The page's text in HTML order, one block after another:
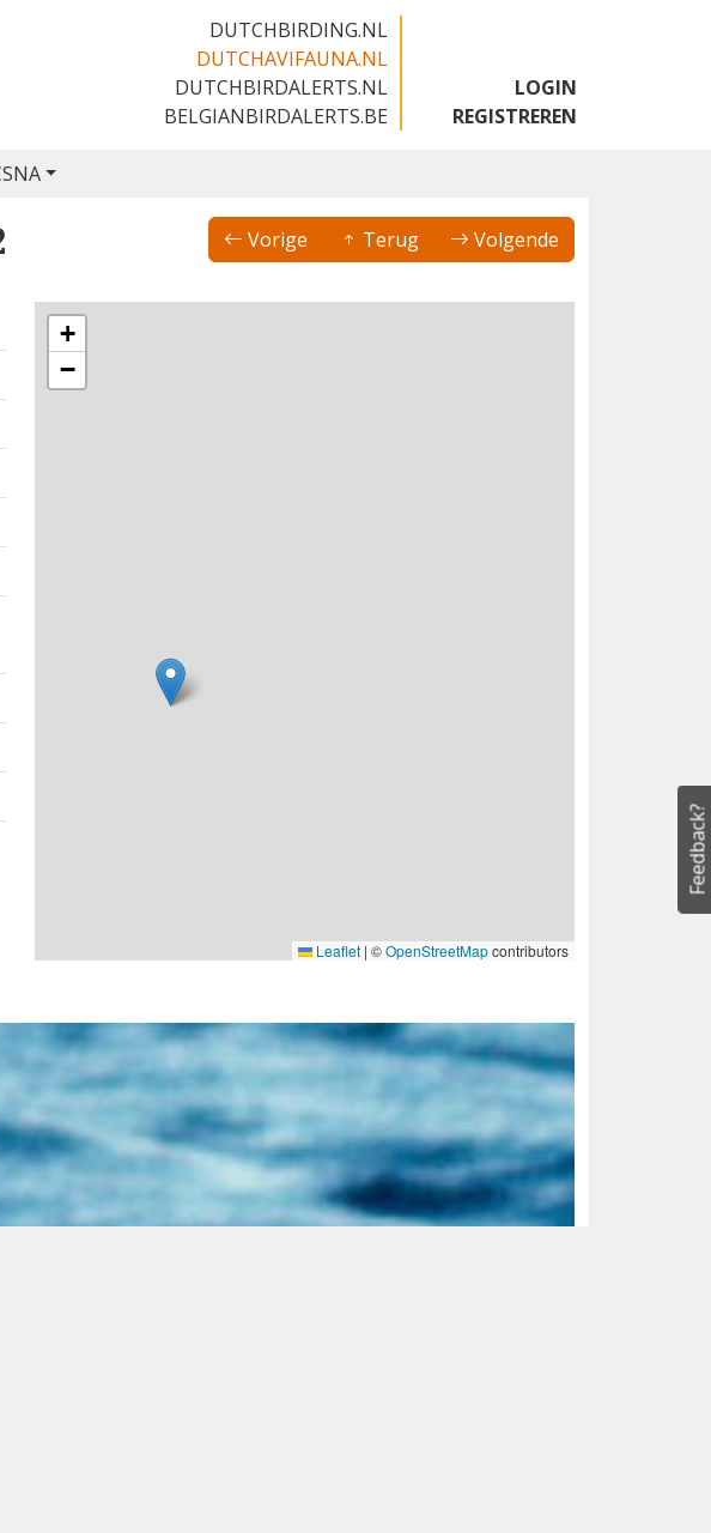
DUTCHBIRDING.NL
DUTCHAVIFAUNA.NL
DUTCHBIRDALERTS.NL
BELGIANBIRDALERTS.BE
LOGIN
REGISTREREN
Vorige Terug Volgende
+
−
Leaflet | ©OpenStreetMapcontributors
Feedback?